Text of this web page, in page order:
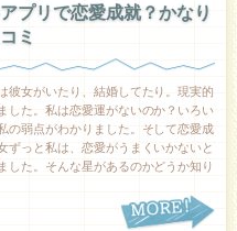
プリで恋愛成就？かなり
ミ
彼女がいたり、結婚してたり。現実的
した。私は恋愛運がないのか？いろい
の弱点がわかりました。そして恋愛成
ずっと私は、恋愛がうまくいかないと
した。そんな星があるのかどうか知り